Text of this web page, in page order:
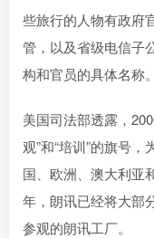
些旅行的人物有政府
管，以及省级电信子
构和官员的具体名称。
美国司法部透露，
观”和“培训”的旗号
国、欧洲、澳大利亚
年，朗讯已经将大部
参观的朗讯工厂。